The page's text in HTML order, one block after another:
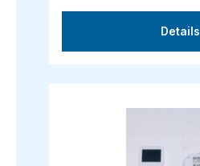
Details